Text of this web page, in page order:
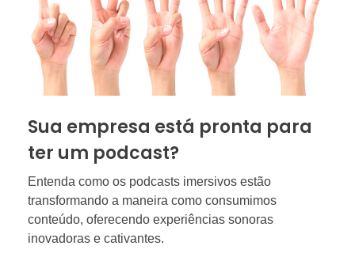
Sua empresa está pronta para
ter um podcast?
Entenda como os podcasts imersivos estão
transformando a maneira como consumimos
conteúdo, oferecendo experiências sonoras
inovadoras e cativantes.